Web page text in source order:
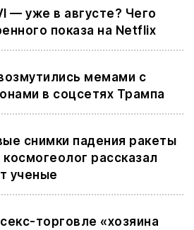
— уже в августе? Чего
показа на Netflix
мемами с
в соцсетях Трампа
снимки падения ракеты
космогеолог рассказал
ученые
торговле «хозяина